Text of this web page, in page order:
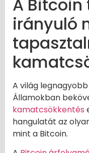
A
irányuló
A világ
Államokban
kamatcsökkentés
hangulatát az
mint a Bitcoin.